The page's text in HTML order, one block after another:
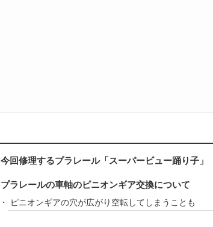
今回修理するプラレール「スーパービュー踊り子」
プラレールの車軸のピニオンギア交換について
ピニオンギアの穴が広がり空転してしまうことも